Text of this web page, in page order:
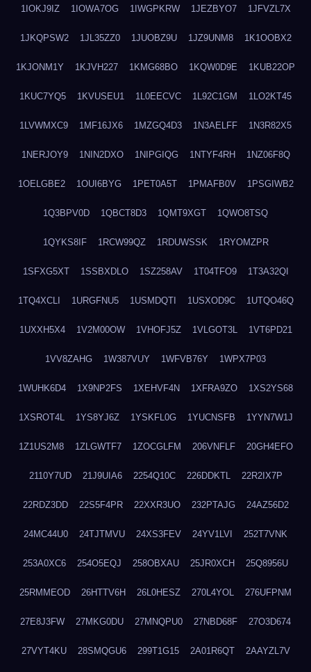
1IOKJ9IZ 1IOWA7OG 1IWGPKRW 1JEZBYO7 1JFVZL7X
1JKQPSW2 1JL35ZZ0 1JUOBZ9U 1JZ9UNM8 1K1OOBX2
1KJONM1Y 1KJVH227 1KMG68BO 1KQW0D9E 1KUB22OP
1KUC7YQ5 1KVUSEU1 1L0EECVC 1L92C1GM 1LO2KT45
1LVWMXC9 1MF16JX6 1MZGQ4D3 1N3AELFF 1N3R82X5
1NERJOY9 1NIN2DXO 1NIPGIQG 1NTYF4RH 1NZ06F8Q
1OELGBE2 1OUI6BYG 1PET0A5T 1PMAFB0V 1PSGIWB2
1Q3BPV0D 1QBCT8D3 1QMT9XGT 1QWO8TSQ
1QYKS8IF 1RCW99QZ 1RDUWSSK 1RYOMZPR
1SFXG5XT 1SSBXDLO 1SZ258AV 1T04TFO9 1T3A32QI
1TQ4XCLI 1URGFNU5 1USMDQTI 1USXOD9C 1UTQO46Q
1UXXH5X4 1V2M00OW 1VHOFJ5Z 1VLGOT3L 1VT6PD21
1VV8ZAHG 1W387VUY 1WFVB76Y 1WPX7P03
1WUHK6D4 1X9NP2FS 1XEHVF4N 1XFRA9ZO 1XS2YS68
1XSROT4L 1YS8YJ6Z 1YSKFL0G 1YUCNSFB 1YYN7W1J
1Z1US2M8 1ZLGWTF7 1ZOCGLFM 206VNFLF 20GH4EFO
2110Y7UD 21J9UIA6 2254Q10C 226DDKTL 22R2IX7P
22RDZ3DD 22S5F4PR 22XXR3UO 232PTAJG 24AZ56D2
24MC44U0 24TJTMVU 24XS3FEV 24YV1LVI 252T7VNK
253A0XC6 254O5EQJ 258OBXAU 25JR0XCH 25Q8956U
25RMMEOD 26HTTV6H 26L0HESZ 270L4YOL 276UFPNM
27E8J3FW 27MKG0DU 27MNQPU0 27NBD68F 27O3D674
27VYT4KU 28SMQGU6 299T1G15 2A01R6QT 2AAYZL7V